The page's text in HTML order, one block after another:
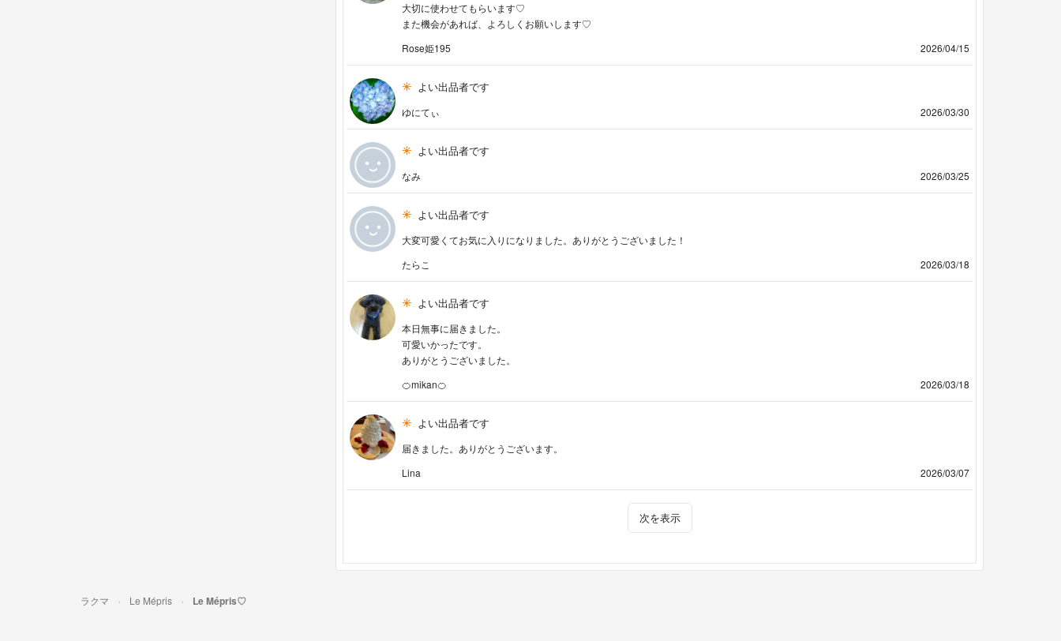
大切に使わせてもらいます♡
また機会があれば、よろしくお願いします♡
Rose姫195
2026/04/15
よい出品者です
ゆにてぃ 2026/03/30
よい出品者です
なみ 2026/03/25
よい出品者です
大変可愛くてお気に入りになりました。ありがとうございました！
たらこ
2026/03/18
よい出品者です
本日無事に届きました。
可愛いかったです。
ありがとうございました。
🍊mikan🍊
2026/03/18
よい出品者です
届きました。ありがとうございます。
Lina
2026/03/07
次を表示
ラクマ Le Mépris Le Mépris♡